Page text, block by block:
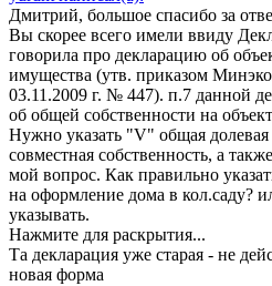
Дмитрий, большое спасибо за
Вы скорее всего имели ввиду
говорила про декларацию об
имущества (утв. приказом
03.11.2009 г. № 447). п.7 данной
об общей собственности на
Нужно указать "V" общая
совместная собственность, а
мой вопрос. Как правильно
на оформление дома в кол.саду?
указывать.
Нажмите для раскрытия...
Та декларация уже старая - не
новая форма